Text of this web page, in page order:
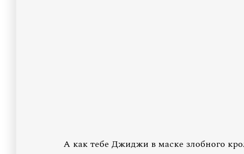
А как тебе Джиджи в маске злобного